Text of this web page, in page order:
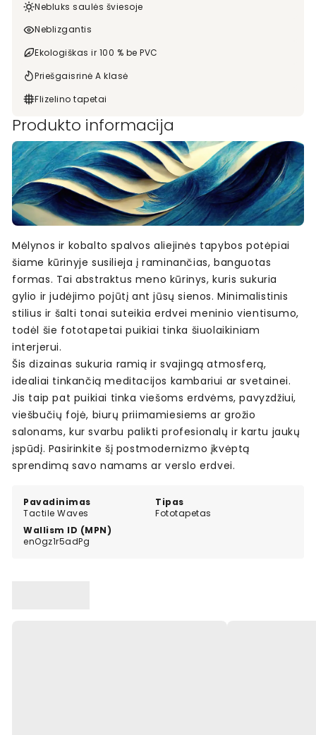
Nebluks saulės šviesoje
Neblizgantis
Ekologiškas ir 100 % be PVC
Priešgaisrinė A klasė
Flizelino tapetai
Produkto informacija
Pavadinimas
Tactile Waves
Tipas
Fototapetas
Wallism ID (MPN)
enOgz1r5adPg
Mėlynos ir kobalto spalvos aliejinės tapybos potėpiai
šiame kūrinyje susilieja į raminančias, banguotas
formas. Tai abstraktus meno kūrinys, kuris sukuria
gylio ir judėjimo pojūtį ant jūsų sienos. Minimalistinis
stilius ir šalti tonai suteikia erdvei meninio vientisumo,
todėl šie fototapetai puikiai tinka šiuolaikiniam
interjerui.
Šis dizainas sukuria ramią ir svajingą atmosferą,
idealiai tinkančią meditacijos kambariui ar svetainei.
Jis taip pat puikiai tinka viešoms erdvėms, pavyzdžiui,
viešbučių fojė, biurų priimamiesiems ar grožio
salonams, kur svarbu palikti profesionalų ir kartu jaukų
įspūdį. Pasirinkite šį postmodernizmo įkvėptą
sprendimą savo namams ar verslo erdvei.